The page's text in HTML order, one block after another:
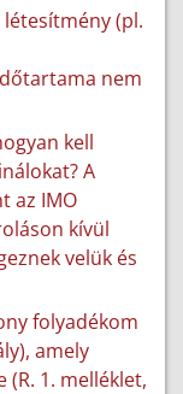
létesítmény (pl.
nem
kell
A
az IMO
kívül
velük és
folyadékom
amely
1. melléklet,